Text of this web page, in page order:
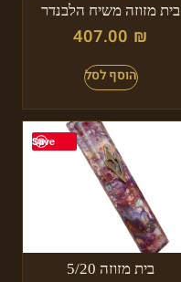
בית מזוזה משיח הלבנדר
407.00 ₪
Save
בית מזוזה 5/20